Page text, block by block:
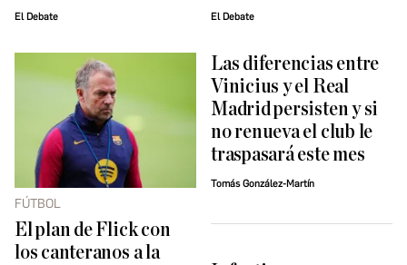
El Debate El Debate
FÚTBOL
El plan de Flick con
los canteranos a la
Las diferencias entre
Vinicius y el Real
Madrid persisten y si
no renueva el club le
traspasará este mes
Tomás González-Martín